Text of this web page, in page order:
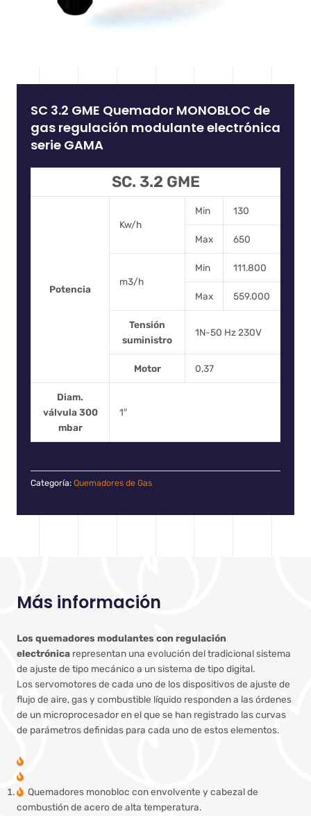
SC 3.2 GME Quemador MONOBLOC de
gas regulación modulante electrónica
serie GAMA
SC. 3.2 GME
Potencia
Kw/h
Min 130
Max 650
m3/h
Min 111.800
Max 559.000
Tensión
suministro
1N-50 Hz 230V
Motor 0,37
Diam.
válvula 300
mbar
1″
Categoría: Quemadores de Gas
Más información
Los quemadores modulantes con regulación
electrónica representan una evolución del tradicional sistema
de ajuste de tipo mecánico a un sistema de tipo digital.
Los servomotores de cada uno de los dispositivos de ajuste de
flujo de aire, gas y combustible líquido responden a las órdenes
de un microprocesador en el que se han registrado las curvas
de parámetros definidas para cada uno de estos elementos.
Quemadores monobloc con envolvente y cabezal de
combustión de acero de alta temperatura.